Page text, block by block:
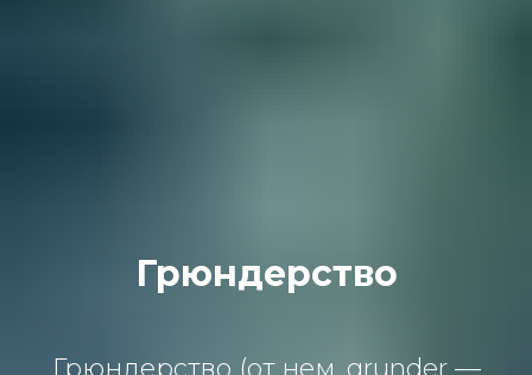
Грюндерство
Грюндерство (от нем. grunder —